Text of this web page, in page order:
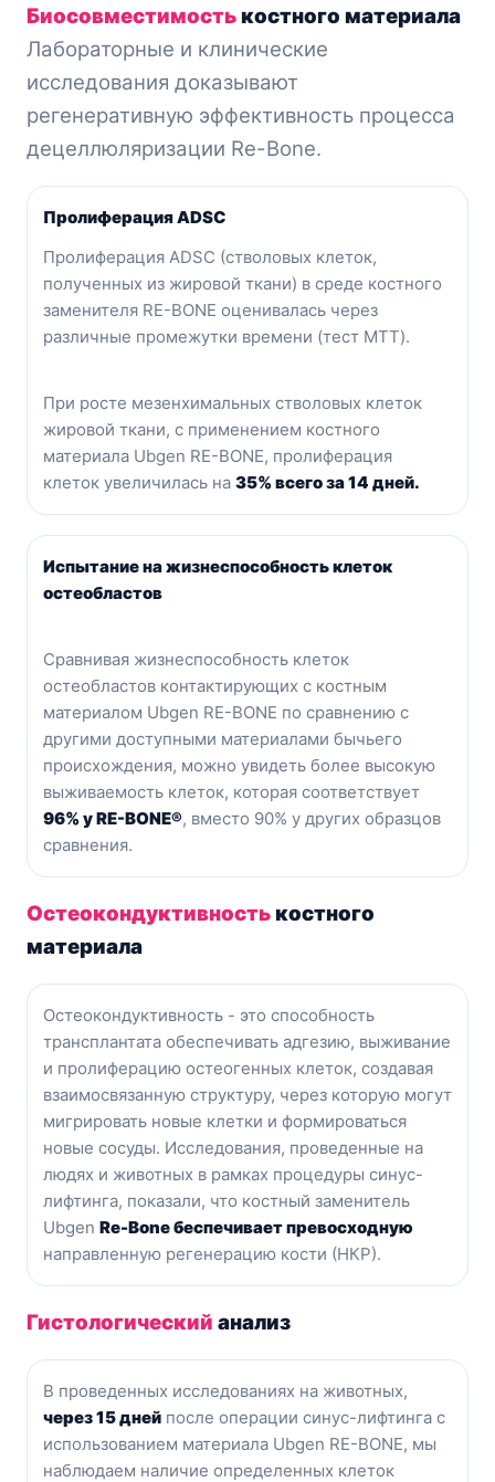
Биосовместимость костного материала
Лабораторные и клинические
исследования доказывают
регенеративную эффективность процесса
децеллюляризации Re-Bone.
Пролиферация ADSC
Пролиферация ADSC (стволовых клеток,
полученных из жировой ткани) в среде костного
заменителя RE-BONE оценивалась через
различные промежутки времени (тест MTT).
При росте мезенхимальных стволовых клеток
жировой ткани, с применением костного
материала Ubgen RE-BONE, пролиферация
клеток увеличилась на 35% всего за 14 дней.
Испытание на жизнеспособность клеток
остеобластов
Сравнивая жизнеспособность клеток
остеобластов контактирующих с костным
материалом Ubgen RE-BONE по сравнению с
другими доступными материалами бычьего
происхождения, можно увидеть более высокую
выживаемость клеток, которая соответствует
96% у RE-BONE®, вместо 90% у других образцов
сравнения.
Остеокондуктивность костного
материала
Остеокондуктивность - это способность
трансплантата обеспечивать адгезию, выживание
и пролиферацию остеогенных клеток, создавая
взаимосвязанную структуру, через которую могут
мигрировать новые клетки и формироваться
новые сосуды. Исследования, проведенные на
людях и животных в рамках процедуры синус-
лифтинга, показали, что костный заменитель
Ubgen Re-Bone беспечивает превосходную
направленную регенерацию кости (НКР).
Гистологический анализ
В проведенных исследованиях на животных,
через 15 дней после операции синус-лифтинга с
использованием материала Ubgen RE-BONE, мы
наблюдаем наличие определенных клеток